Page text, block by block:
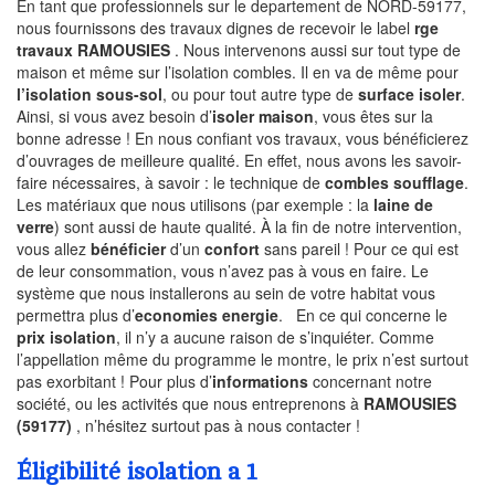
En tant que professionnels sur le departement de NORD-59177,
nous fournissons des travaux dignes de recevoir le label rge
travaux RAMOUSIES . Nous intervenons aussi sur tout type de
maison et même sur l’isolation combles. Il en va de même pour
l’isolation sous-sol, ou pour tout autre type de surface isoler.
Ainsi, si vous avez besoin d’isoler maison, vous êtes sur la
bonne adresse ! En nous confiant vos travaux, vous bénéficierez
d’ouvrages de meilleure qualité. En effet, nous avons les savoir-
faire nécessaires, à savoir : le technique de combles soufflage.
Les matériaux que nous utilisons (par exemple : la laine de
verre) sont aussi de haute qualité. À la fin de notre intervention,
vous allez bénéficierd’un confort sans pareil ! Pour ce qui est
de leur consommation, vous n’avez pas à vous en faire. Le
système que nous installerons au sein de votre habitat vous
permettra plus d’economies energie. En ce qui concerne le
prix isolation, il n’y a aucune raison de s’inquiéter. Comme
l’appellation même du programme le montre, le prix n’est surtout
pas exorbitant ! Pour plus d’informations concernant notre
société, ou les activités que nous entreprenons à RAMOUSIES
(59177) , n’hésitez surtout pas à nous contacter !
Éligibilité isolation a 1